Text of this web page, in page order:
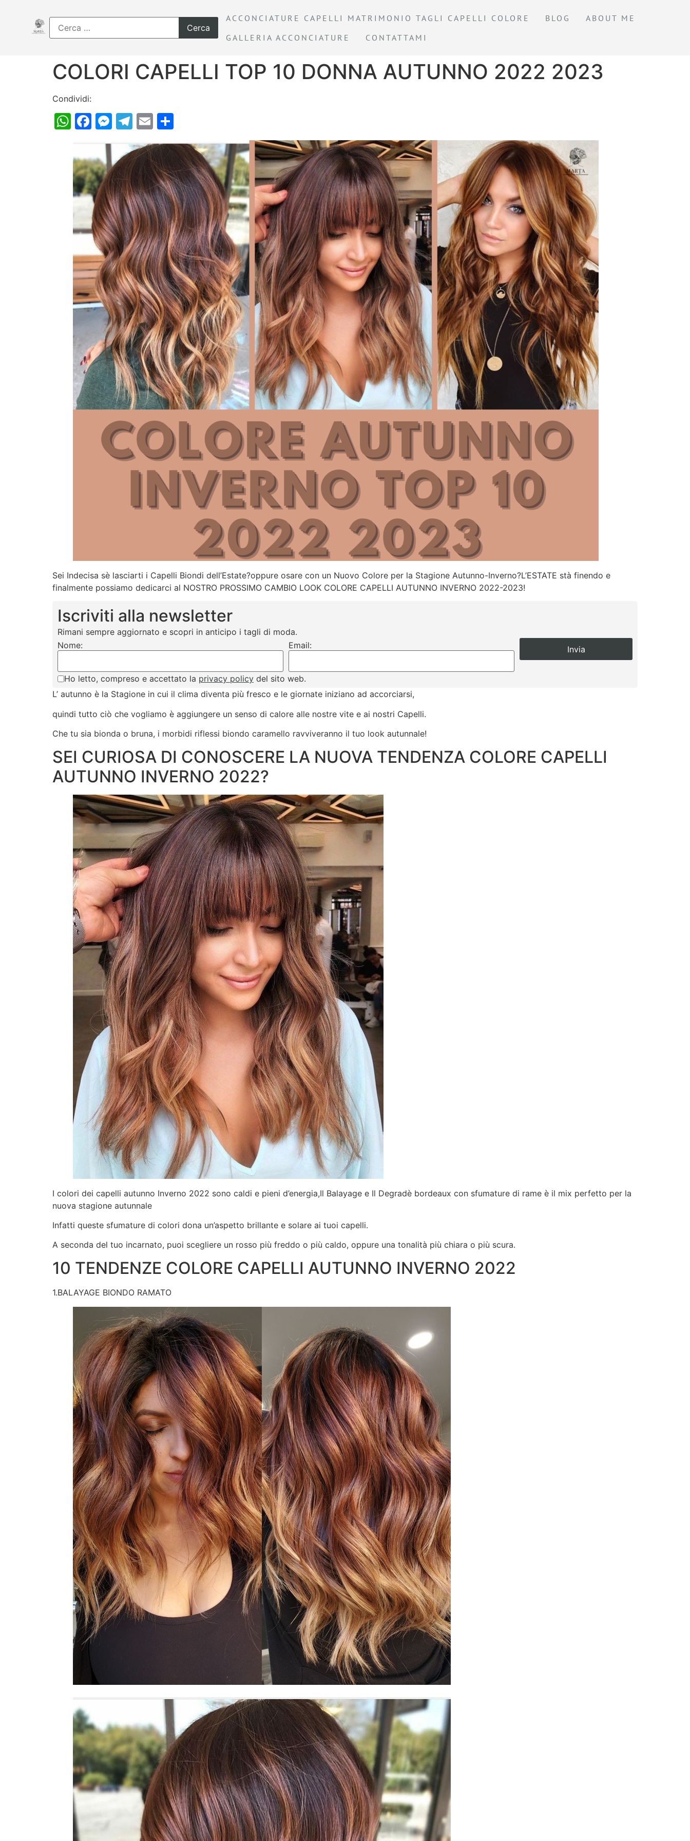
ACCONCIATURE CAPELLI MATRIMONIO TAGLI CAPELLI COLORE BLOG
ABOUT ME
GALLERIA ACCONCIATURE
CONTATTAMI
COLORI CAPELLI TOP 10 DONNA AUTUNNO 2022 2023
Condividi:
WhatsApp
Facebook
Messenger
Telegram
Email
Sei Indecisa sè lasciarti i Capelli Biondi dell’Estate?oppure osare con un Nuovo Colore per la Stagione Autunno-Inverno?L’ESTATE stà finendo e
finalmente possiamo dedicarci al NOSTRO PROSSIMO CAMBIO LOOK COLORE CAPELLI AUTUNNO INVERNO 2022-2023!
Iscriviti alla newsletter
Rimani sempre aggiornato e scopri in anticipo i tagli di moda.
Nome:
Email:
Ho letto, compreso e accettato la privacy policy del sito web.
L’ autunno è la Stagione in cui il clima diventa più fresco e le giornate iniziano ad accorciarsi,
quindi tutto ciò che vogliamo è aggiungere un senso di calore alle nostre vite e ai nostri Capelli.
Che tu sia bionda o bruna, i morbidi riflessi biondo caramello ravviveranno il tuo look autunnale!
SEI CURIOSA DI CONOSCERE LA NUOVA TENDENZA COLORE CAPELLI
AUTUNNO INVERNO 2022?
I colori dei capelli autunno Inverno 2022 sono caldi e pieni d’energia,Il Balayage e Il Degradè bordeaux con sfumature di rame è il mix perfetto per la
nuova stagione autunnale
Infatti queste sfumature di colori dona un’aspetto brillante e solare ai tuoi capelli.
A seconda del tuo incarnato, puoi scegliere un rosso più freddo o più caldo, oppure una tonalità più chiara o più scura.
10 TENDENZE COLORE CAPELLI AUTUNNO INVERNO 2022
1.BALAYAGE BIONDO RAMATO